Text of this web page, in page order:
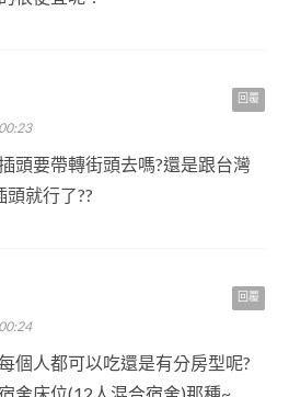
回覆
頭要帶轉街頭去嗎?還是跟台灣
就行了??
回覆
個人都可以吃還是有分房型呢?
舍床位(12人混合宿舍)那種~